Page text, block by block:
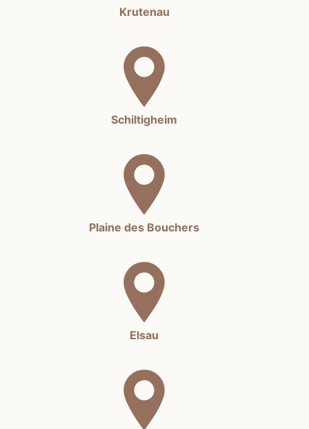
Krutenau
Schiltigheim
Plaine des Bouchers
Elsau